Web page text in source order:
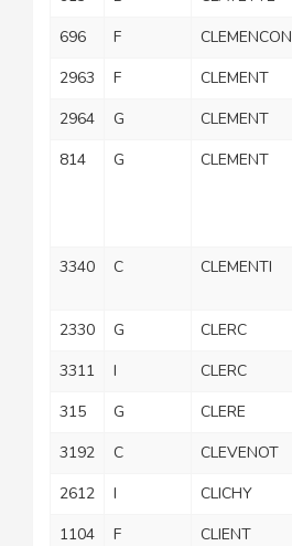
696
F CLEMENCON
2963
F CLEMENT
2964
G CLEMENT
814
G CLEMENT
3340
C CLEMENTI
2330
G CLERC
3311
I CLERC
315
G CLERE
3192
C CLEVENOT
2612
I CLICHY
1104
F
CLIENT